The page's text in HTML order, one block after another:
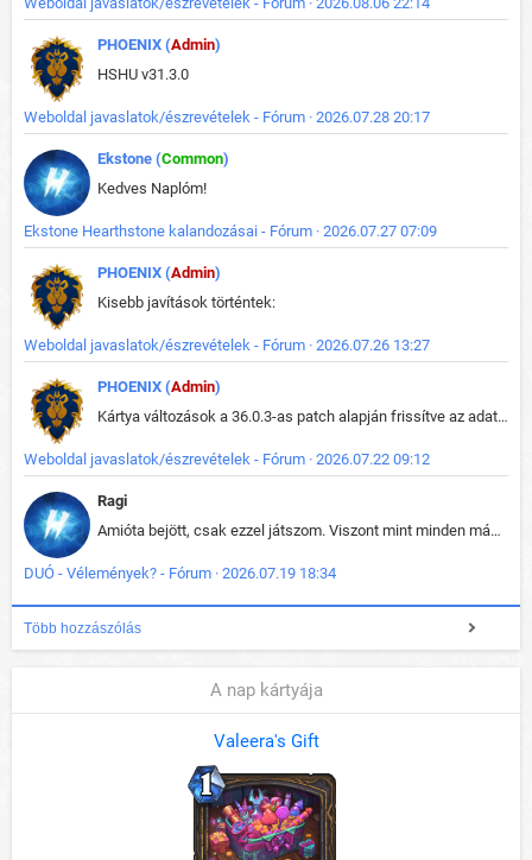
PHOENIX (Admin)
HSHU v31.3.0
Weboldal javaslatok/észrevételek - Fórum · 2026.07.28 20:17
Ekstone (Common)
Kedves Naplóm!
Ekstone Hearthstone kalandozásai - Fórum · 2026.07.27 07:09
PHOENIX (Admin)
Kisebb javítások történtek:
Weboldal javaslatok/észrevételek - Fórum · 2026.07.26 13:27
PHOENIX (Admin)
Kártya változások a 36.0.3-as patch alapján frissítve az adatbázisban (képek is cserélve).
Weboldal javaslatok/észrevételek - Fórum · 2026.07.22 09:12
Ragi
Amióta bejött, csak ezzel játszom. Viszont mint minden más - akár az alapjáték is, ez is baromira összetett lett. Néha már pár kör után is esélytelen az egész. Vagy irreállisan túltápol valaki, vagy lelép a partner, vagy csak hülye mint a segg. És amikor eljönne az én időm, na akkor jön el mindenki másé is. Engem jobban érdekelne, hogy ki milyen ratingen szokott játszani. Na ez lenne egy érdekes adat.
DUÓ - Vélemények? - Fórum · 2026.07.19 18:34
Több hozzászólás
A nap kártyája
Valeera's Gift